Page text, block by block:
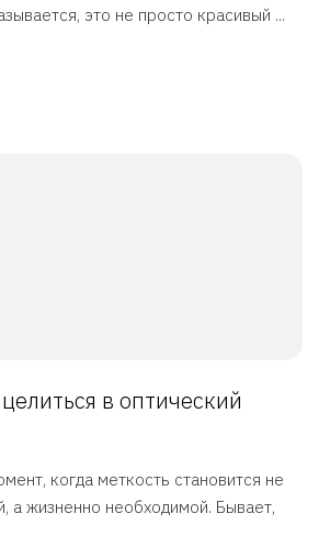
это не просто красивый ...
в оптический
когда меткость становится не
а жизненно необходимой. Бывает,